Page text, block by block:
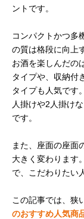
ントです。
コンパクトかつ多
の質は格段に向上
お酒を楽しんだの
タイプや、収納付
タイプも人気です
人掛けや2人掛け
です。
また、座面の座面
大きく変わります
で、こだわりたい
この記事では、狭
のおすすめ人気商